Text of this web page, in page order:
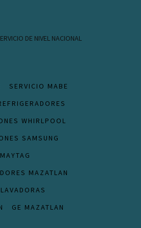
DE NIVEL NACIONAL
SERVICIO MABE
WHIRLPOOL
SAMSUNG
MAZATLAN
GE MAZATLAN